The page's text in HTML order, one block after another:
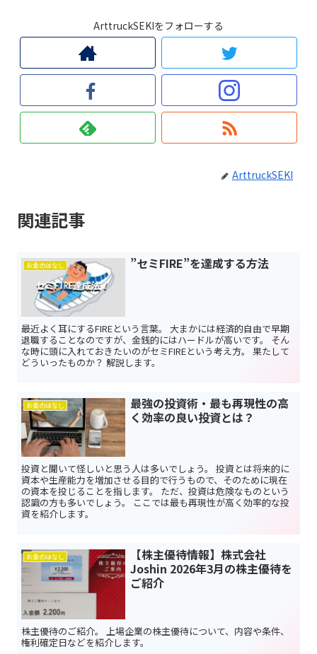
ArttruckSEKIをフォローする
ArttruckSEKI
関連記事
お金のはなし ”セミFIRE”を達成する方法
最近よく耳にするFIREという言葉。 大まかには経済的自由で早期
退職することなのですが、金銭的にはハードルが高いです。 そん
な時に頭に入れておきたいのがセミFIREという考え方。 果たして
どういったものか？ 解説します。
お金のはなし
最強の投資術・最も再現性の高
く効率の良い投資とは？
投資と聞いて怪しいと思う人は多いでしょう。 投資とは将来的に
資本や生産能力を増加させる目的で行うもので、そのために現在
の資本を投じることを指します。 ただ、投資は危険なものという
認識の方も多いでしょう。 ここでは最も再現性が高く効率的な投
資を紹介します。
お金のはなし
【株主優待情報】株式会社
Joshin 2026年3月の株主優待を
ご紹介
株主優待のご紹介。 上場企業の株主優待について、内容や条件、
権利確定日などを紹介します。